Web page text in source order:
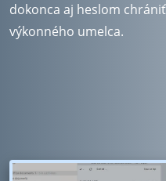
dokonca aj heslom
výkonného umelca.